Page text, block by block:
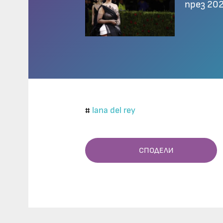
през
# lana del rey
СПОДЕЛИ